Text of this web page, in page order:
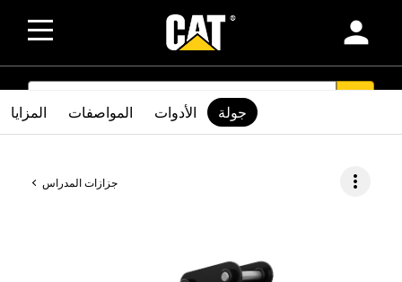
person
SEARCH
جزازات المدراس more_vert
المزايا المواصفات الأدوات جولة